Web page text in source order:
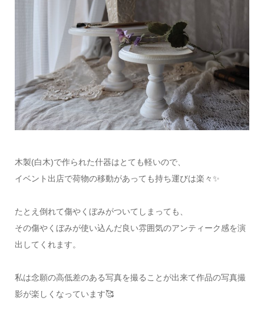
木製(白木)で作られた什器はとても軽いので、
イベント出店で荷物の移動があっても持ち運びは楽々✨
たとえ倒れて傷やくぼみがついてしまっても、
その傷やくぼみが使い込んだ良い雰囲気のアンティーク感を演
出してくれます。
私は念願の高低差のある写真を撮ることが出来て作品の写真撮
影が楽しくなっています🥰